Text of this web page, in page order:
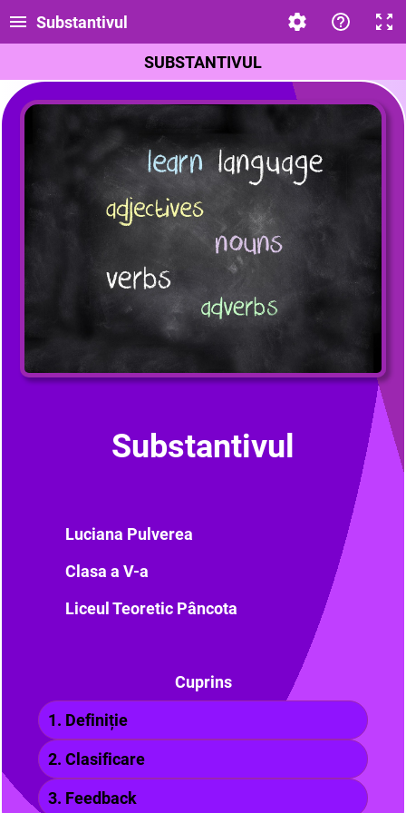
Substantivul
SUBSTANTIVUL
Substantivul
Luciana Pulverea
Clasa a V-a
Liceul Teoretic Pâncota
Cuprins
1. Definiție
2. Clasificare
3. Feedback